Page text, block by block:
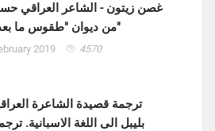
غصن زيتون - الشاعر العراقي
من ديوان "طقوس ما بعد الأربعين"
2019 4570
ترجمة قصيدة الشاعرة
بليبل الى اللغة الاسبانية.